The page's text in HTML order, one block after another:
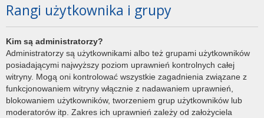
Rangi użytkownika i grupy
Kim są administratorzy?
Administratorzy są użytkownikami albo też grupami użytkowników
posiadającymi najwyższy poziom uprawnień kontrolnych całej
witryny. Mogą oni kontrolować wszystkie zagadnienia związane z
funkcjonowaniem witryny włącznie z nadawaniem uprawnień,
blokowaniem użytkowników, tworzeniem grup użytkowników lub
moderatorów itp. Zakres ich uprawnień zależy od założyciela